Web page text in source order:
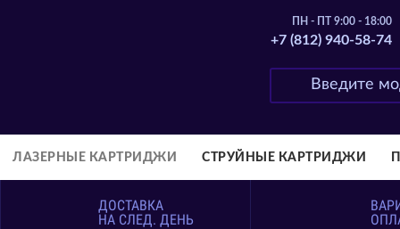
ПН - ПТ 9:00 - 18:00
+7 (812) 940-58-74
ЛАЗЕРНЫЕ КАРТРИДЖИ СТРУЙНЫЕ КАРТРИДЖИ
ДОСТАВКА
НА СЛЕД. ДЕНЬ